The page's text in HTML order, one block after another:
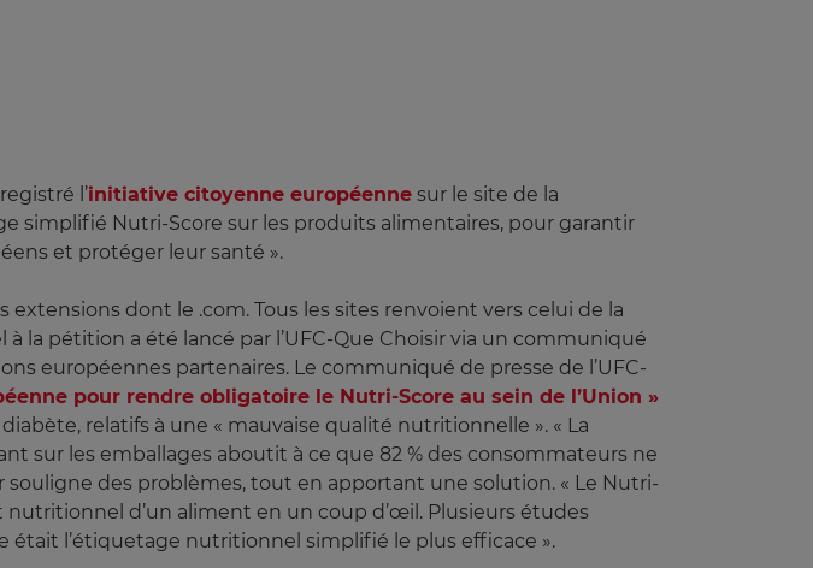
l’initiative citoyenne européenne sur le site de la
simplifié Nutri-Score sur les produits alimentaires, pour garantir
et protéger leur santé ».
extensions dont le .com. Tous les sites renvoient vers celui de la
la pétition a été lancé par l’UFC-Que Choisir via un communiqué
européennes partenaires. Le communiqué de presse de l’UFC-
pour rendre obligatoire le Nutri-Score au sein de l’Union »
relatifs à une « mauvaise qualité nutritionnelle ». « La
sur les emballages aboutit à ce que 82 % des consommateurs ne
souligne des problèmes, tout en apportant une solution. « Le Nutri-
d’un aliment en un coup d’œil. Plusieurs études
était l’étiquetage nutritionnel simplifié le plus efficace ».